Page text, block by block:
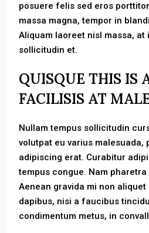
posuere felis sed eros
massa magna, tempor in
Aliquam laoreet nisl massa, at
sollicitudin et.
QUISQUE THIS IS
FACILISIS AT
Nullam tempus sollicitudin
volutpat eu varius malesuada,
adipiscing erat. Curabitur
tempus congue. Nam
Aenean gravida mi non
dapibus, nisi a faucibus
condimentum metus, in